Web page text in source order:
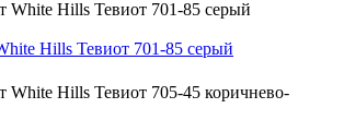
Hills Тевиот 701-85 серый